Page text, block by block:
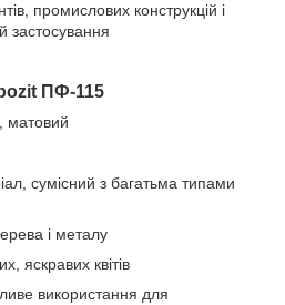
промислових конструкцій і
застосування
ПФ-115
матовий
сумісний з багатьма типами
і металу
яскравих квітів
використання для